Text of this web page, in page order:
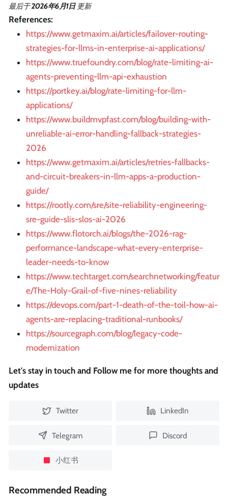
最后于2026年6月1日 更新
References:
https://www.getmaxim.ai/articles/failover-routing-
strategies-for-llms-in-enterprise-ai-applications/
https://www.truefoundry.com/blog/rate-limiting-ai-
agents-preventing-llm-api-exhaustion
https://portkey.ai/blog/rate-limiting-for-llm-
applications/
https://www.buildmvpfast.com/blog/building-with-
unreliable-ai-error-handling-fallback-strategies-
2026
https://www.getmaxim.ai/articles/retries-fallbacks-
and-circuit-breakers-in-llm-apps-a-production-
guide/
https://rootly.com/sre/site-reliability-engineering-
sre-guide-slis-slos-ai-2026
https://www.flotorch.ai/blogs/the-2026-rag-
performance-landscape-what-every-enterprise-
leader-needs-to-know
https://www.techtarget.com/searchnetworking/featur
e/The-Holy-Grail-of-five-nines-reliability
https://devops.com/part-1-death-of-the-toil-how-ai-
agents-are-replacing-traditional-runbooks/
https://sourcegraph.com/blog/legacy-code-
modernization
Let's stay in touch and Follow me for more thoughts and
updates
Twitter LinkedIn
Telegram Discord
小红书
Recommended Reading